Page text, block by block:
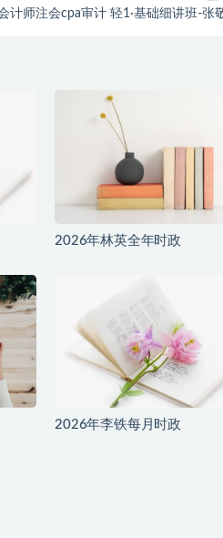
计师注会cpa审计 轻1·基础细讲班-张
2026年林英全年时政
2026年李铁每月时政